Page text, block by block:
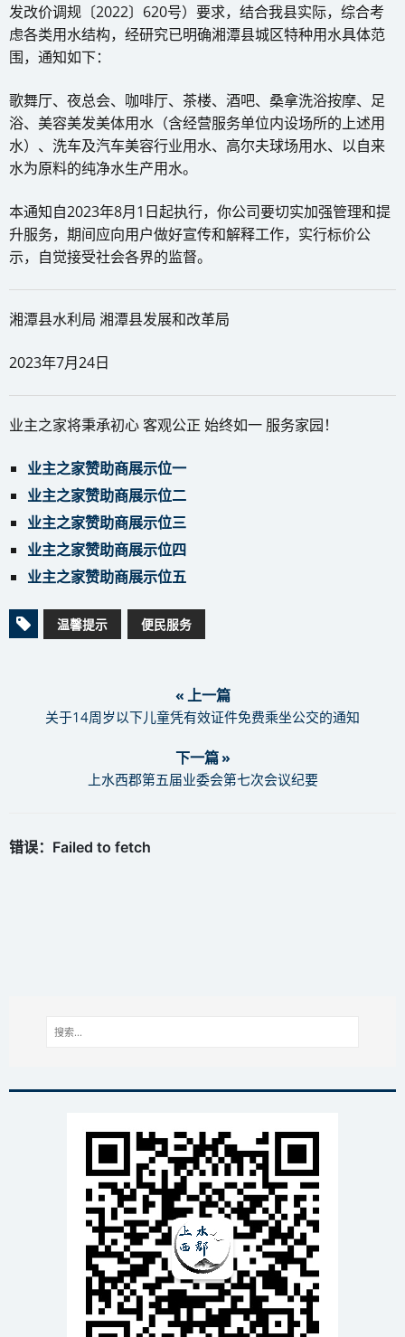
发改价调规〔2022〕620号）要求，结合我县实际，综合考
虑各类用水结构，经研究已明确湘潭县城区特种用水具体范
围，通知如下：
歌舞厅、夜总会、咖啡厅、茶楼、酒吧、桑拿洗浴按摩、足
浴、美容美发美体用水（含经营服务单位内设场所的上述用
水）、洗车及汽车美容行业用水、高尔夫球场用水、以自来
水为原料的纯净水生产用水。
本通知自2023年8月1日起执行，你公司要切实加强管理和提
升服务，期间应向用户做好宣传和解释工作，实行标价公
示，自觉接受社会各界的监督。
湘潭县水利局 湘潭县发展和改革局
2023年7月24日
业主之家将秉承初心 客观公正 始终如一 服务家园！
业主之家赞助商展示位一
业主之家赞助商展示位二
业主之家赞助商展示位三
业主之家赞助商展示位四
业主之家赞助商展示位五
温馨提示 便民服务
« 上一篇
关于14周岁以下儿童凭有效证件免费乘坐公交的通知
下一篇 »
上水西郡第五届业委会第七次会议纪要